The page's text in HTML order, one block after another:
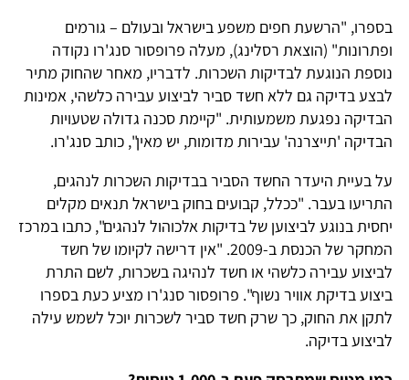
בספרו, "הרשעת חפים משפע בישראל ובעולם – גורמים
ופתרונות" (הוצאת רסלינג), מעלה פרופסור סנג'רו נקודה
נוספת הנוגעת לבדיקות השכרות. לדבריו, מאחר שהחוק מתיר
לבצע בדיקה גם ללא חשד סביר לביצוע עבירה כלשהי, אמינות
הבדיקה נפגעת משמעותית. "קיימת סכנה גדולה שטעויות
הבדיקה 'תייצרנה' עבירות מדומות, יש מאין", כותב סנג'רו.
על בעיית היעדר החשד הסביר בבדיקות השכרות לנהגים,
התריעו בעבר. "ככלל, קבועים בחוק בישראל תנאים מקלים
יחסית בנוגע לביצוען של בדיקות אלכוהול לנהגים", כתבו במרכז
המחקר של הכנסת ב-2009. "אין דרישה לקיומו של חשד
לביצוע עבירה כלשהי או חשד לנהיגה בשכרות, לשם התרת
ביצוע בדיקת אוויר נשוף". פרופסור סנג'רו מציע כעת בספרו
לתקן את החוק, כך שרק חשד סביר לשכרות יוכל לשמש עילה
לביצוע בדיקה.